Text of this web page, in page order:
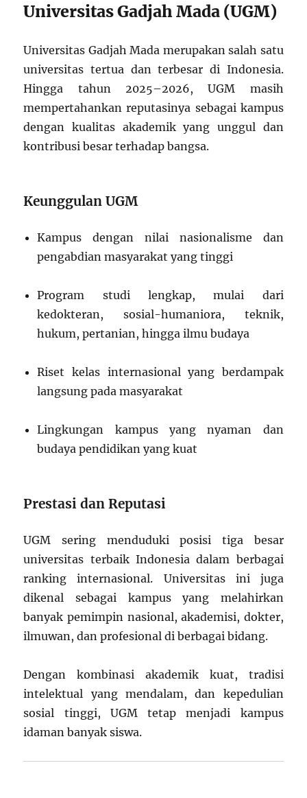
Universitas Gadjah Mada (UGM)
Universitas Gadjah Mada merupakan salah satu
universitas tertua dan terbesar di Indonesia.
Hingga tahun 2025–2026, UGM masih
mempertahankan reputasinya sebagai kampus
dengan kualitas akademik yang unggul dan
kontribusi besar terhadap bangsa.
Keunggulan UGM
Kampus dengan nilai nasionalisme dan
pengabdian masyarakat yang tinggi
Program studi lengkap, mulai dari
kedokteran, sosial-humaniora, teknik,
hukum, pertanian, hingga ilmu budaya
Riset kelas internasional yang berdampak
langsung pada masyarakat
Lingkungan kampus yang nyaman dan
budaya pendidikan yang kuat
Prestasi dan Reputasi
UGM sering menduduki posisi tiga besar
universitas terbaik Indonesia dalam berbagai
ranking internasional. Universitas ini juga
dikenal sebagai kampus yang melahirkan
banyak pemimpin nasional, akademisi, dokter,
ilmuwan, dan profesional di berbagai bidang.
Dengan kombinasi akademik kuat, tradisi
intelektual yang mendalam, dan kepedulian
sosial tinggi, UGM tetap menjadi kampus
idaman banyak siswa.